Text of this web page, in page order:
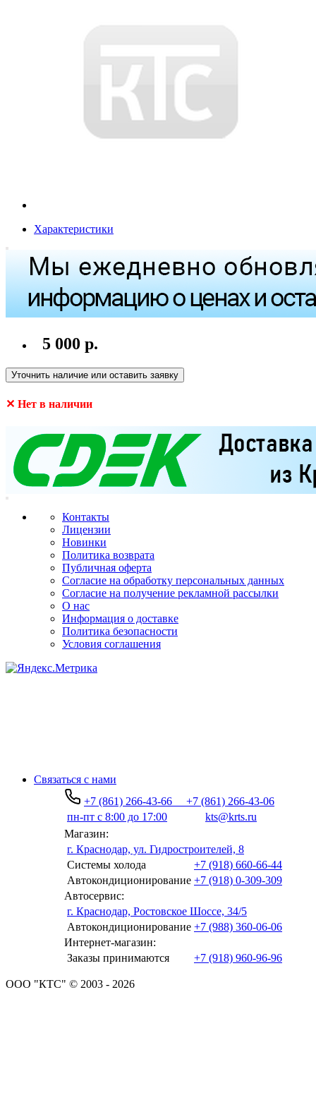
Характеристики
5 000 р.
Уточнить наличие или оставить заявку
✕ Нет в наличии
Контакты
Лицензии
Новинки
Политика возврата
Публичная оферта
Согласие на обработку персональных данных
Согласие на получение рекламной рассылки
О нас
Информация о доставке
Политика безопасности
Условия соглашения
Связаться с нами
+7 (861) 266-43-66
+7 (861) 266-43-06
пн-пт с 8:00 до 17:00
kts@krts.ru
Магазин:
г. Краснодар, ул. Гидростроителей, 8
Системы холода
+7 (918) 660-66-44
Автокондиционирование +7 (918) 0-309-309
Автосервис:
г. Краснодар, Ростовское Шоссе, 34/5
Автокондиционирование +7 (988) 360-06-06
Интернет-магазин:
Заказы принимаются
+7 (918) 960-96-96
ООО "КТС" © 2003 - 2026